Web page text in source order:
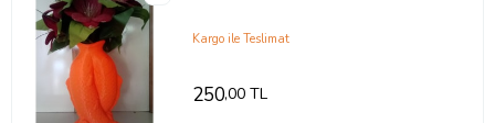
Kargo ile Teslimat
250,00 TL